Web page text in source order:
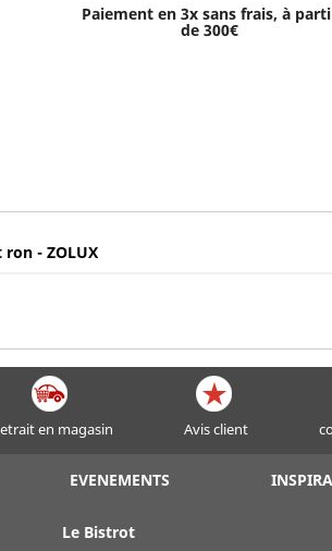
Paiement en 3x sans frais, à
de 300€
- ZOLUX
en magasin Avis client
EVENEMENTS
Le Bistrot